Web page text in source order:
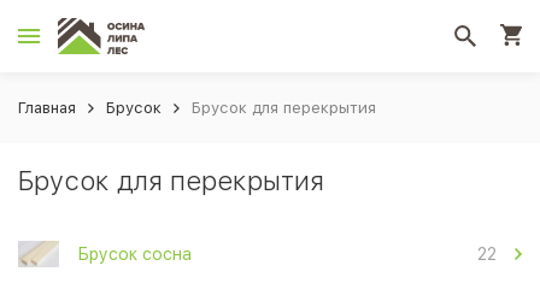
Главная Брусок Брусок для перекрытия
Брусок для перекрытия
Брусок сосна 22